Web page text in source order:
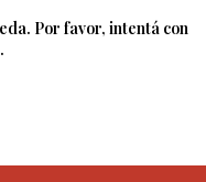
Por favor, intentá con